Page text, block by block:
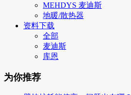
MEHDYS 麦迪斯
地暖/散热器
资料下载
全部
麦迪斯
库恩
为你推荐